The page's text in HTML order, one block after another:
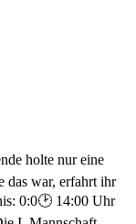
holte nur eine
das war, erfahrt ihr
0:0🕑 14:00 Uhr